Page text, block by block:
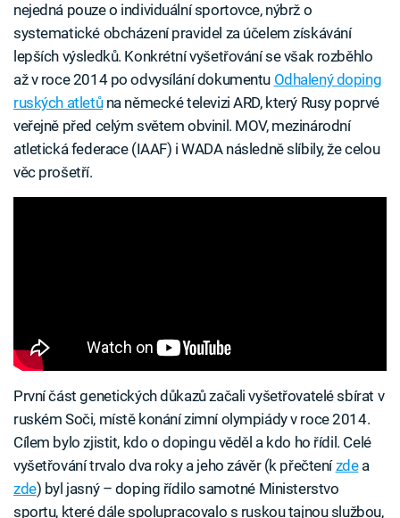
nejedná pouze o individuální sportovce, nýbrž o
systematické obcházení pravidel za účelem získávání
lepších výsledků. Konkrétní vyšetřování se však rozběhlo
až v roce 2014 po odvysílání dokumentu Odhalený doping
ruských atletůna německé televizi ARD, který Rusy poprvé
veřejně před celým světem obvinil. MOV, mezinárodní
atletická federace (IAAF) i WADA následně slíbily, že celou
věc prošetří.
První část genetických důkazů začali vyšetřovatelé sbírat v
ruském Soči, místě konání zimní olympiády v roce 2014.
Cílem bylo zjistit, kdo o dopingu věděl a kdo ho řídil. Celé
vyšetřování trvalo dva roky a jeho závěr (k přečtenízdea
zde) byl jasný – doping řídilo samotné Ministerstvo
sportu, které dále spolupracovalo s ruskou tajnou službou,